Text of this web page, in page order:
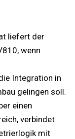
liefert der
wenn
Integration in
gelingen soll.
einen
verbindet
mit